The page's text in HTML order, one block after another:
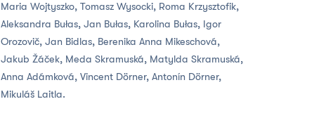
Maria Wojtyszko, Tomasz Wysocki, Roma Krzysztofik,
Aleksandra Bułas, Jan Bułas, Karolina Bułas, Igor
Orozovič, Jan Bidlas, Berenika Anna Mikeschová,
Jakub Žáček, Meda Skramuská, Matylda Skramuská,
Anna Adámková, Vincent Dörner, Antonín Dörner,
Mikuláš Laitla.